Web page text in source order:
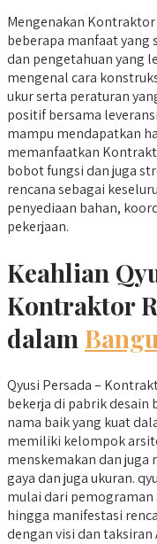
Mengenakan
beberapa manfaat yang
dan pengetahuan yang
mengenal cara
ukur serta peraturan
positif bersama
mampu mendapatkan
memanfaatkan
bobot fungsi dan juga
rencana sebagai
penyediaan bahan,
pekerjaan.
Keahlian
Kontraktor
dalam
Qyusi Persada –
bekerja di pabrik desain
nama baik yang kuat
memiliki kelompok
menskemakan dan juga
gaya dan juga ukuran.
mulai dari
hingga manifestasi
dengan visi dan taksiran